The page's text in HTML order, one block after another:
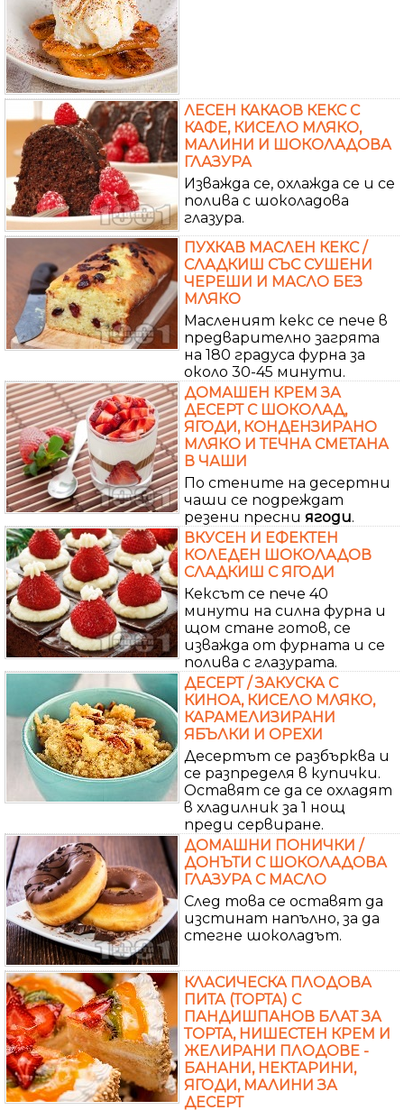
ЛЕСЕН КАКАОВ КЕКС С
КАФЕ, КИСЕЛО МЛЯКО,
МАЛИНИ И ШОКОЛАДОВА
ГЛАЗУРА
Изважда се, охлажда се и се
полива с шоколадова
глазура.
ПУХКАВ МАСЛЕН КЕКС /
СЛАДКИШ СЪС СУШЕНИ
ЧЕРЕШИ И МАСЛО БЕЗ
МЛЯКО
Масленият кекс се пече в
предварително загрята
на 180 градуса фурна за
около 30-45 минути.
ДОМАШЕН КРЕМ ЗА
ДЕСЕРТ С ШОКОЛАД,
ЯГОДИ, КОНДЕНЗИРАНО
МЛЯКО И ТЕЧНА СМЕТАНА
В ЧАШИ
По стените на десертни
чаши се подреждат
резени пресни ягоди.
ВКУСЕН И ЕФЕКТЕН
КОЛЕДЕН ШОКОЛАДОВ
СЛАДКИШ С ЯГОДИ
Кексът се пече 40
минути на силна фурна и
щом стане готов, се
изважда от фурната и се
полива с глазурата.
ДЕСЕРТ / ЗАКУСКА С
КИНОА, КИСЕЛО МЛЯКО,
КАРАМЕЛИЗИРАНИ
ЯБЪЛКИ И ОРЕХИ
Десертът се разбърква и
се разпределя в купички.
Оставят се да се охладят
в хладилник за 1 нощ
преди сервиране.
ДОМАШНИ ПОНИЧКИ /
ДОНЪТИ С ШОКОЛАДОВА
ГЛАЗУРА С МАСЛО
След това се оставят да
изстинат напълно, за да
стегне шоколадът.
КЛАСИЧЕСКА ПЛОДОВА
ПИТА (ТОРТА) С
ПАНДИШПАНОВ БЛАТ ЗА
ТОРТА, НИШЕСТЕН КРЕМ И
ЖЕЛИРАНИ ПЛОДОВЕ -
БАНАНИ, НЕКТАРИНИ,
ЯГОДИ, МАЛИНИ ЗА
ДЕСЕРТ